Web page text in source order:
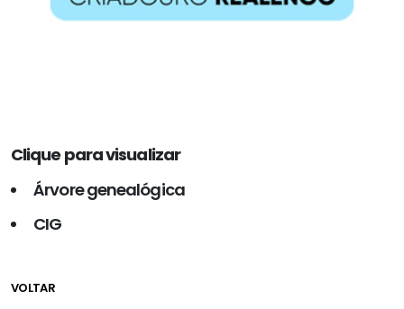
Clique para visualizar
Árvore genealógica
CIG
VOLTAR